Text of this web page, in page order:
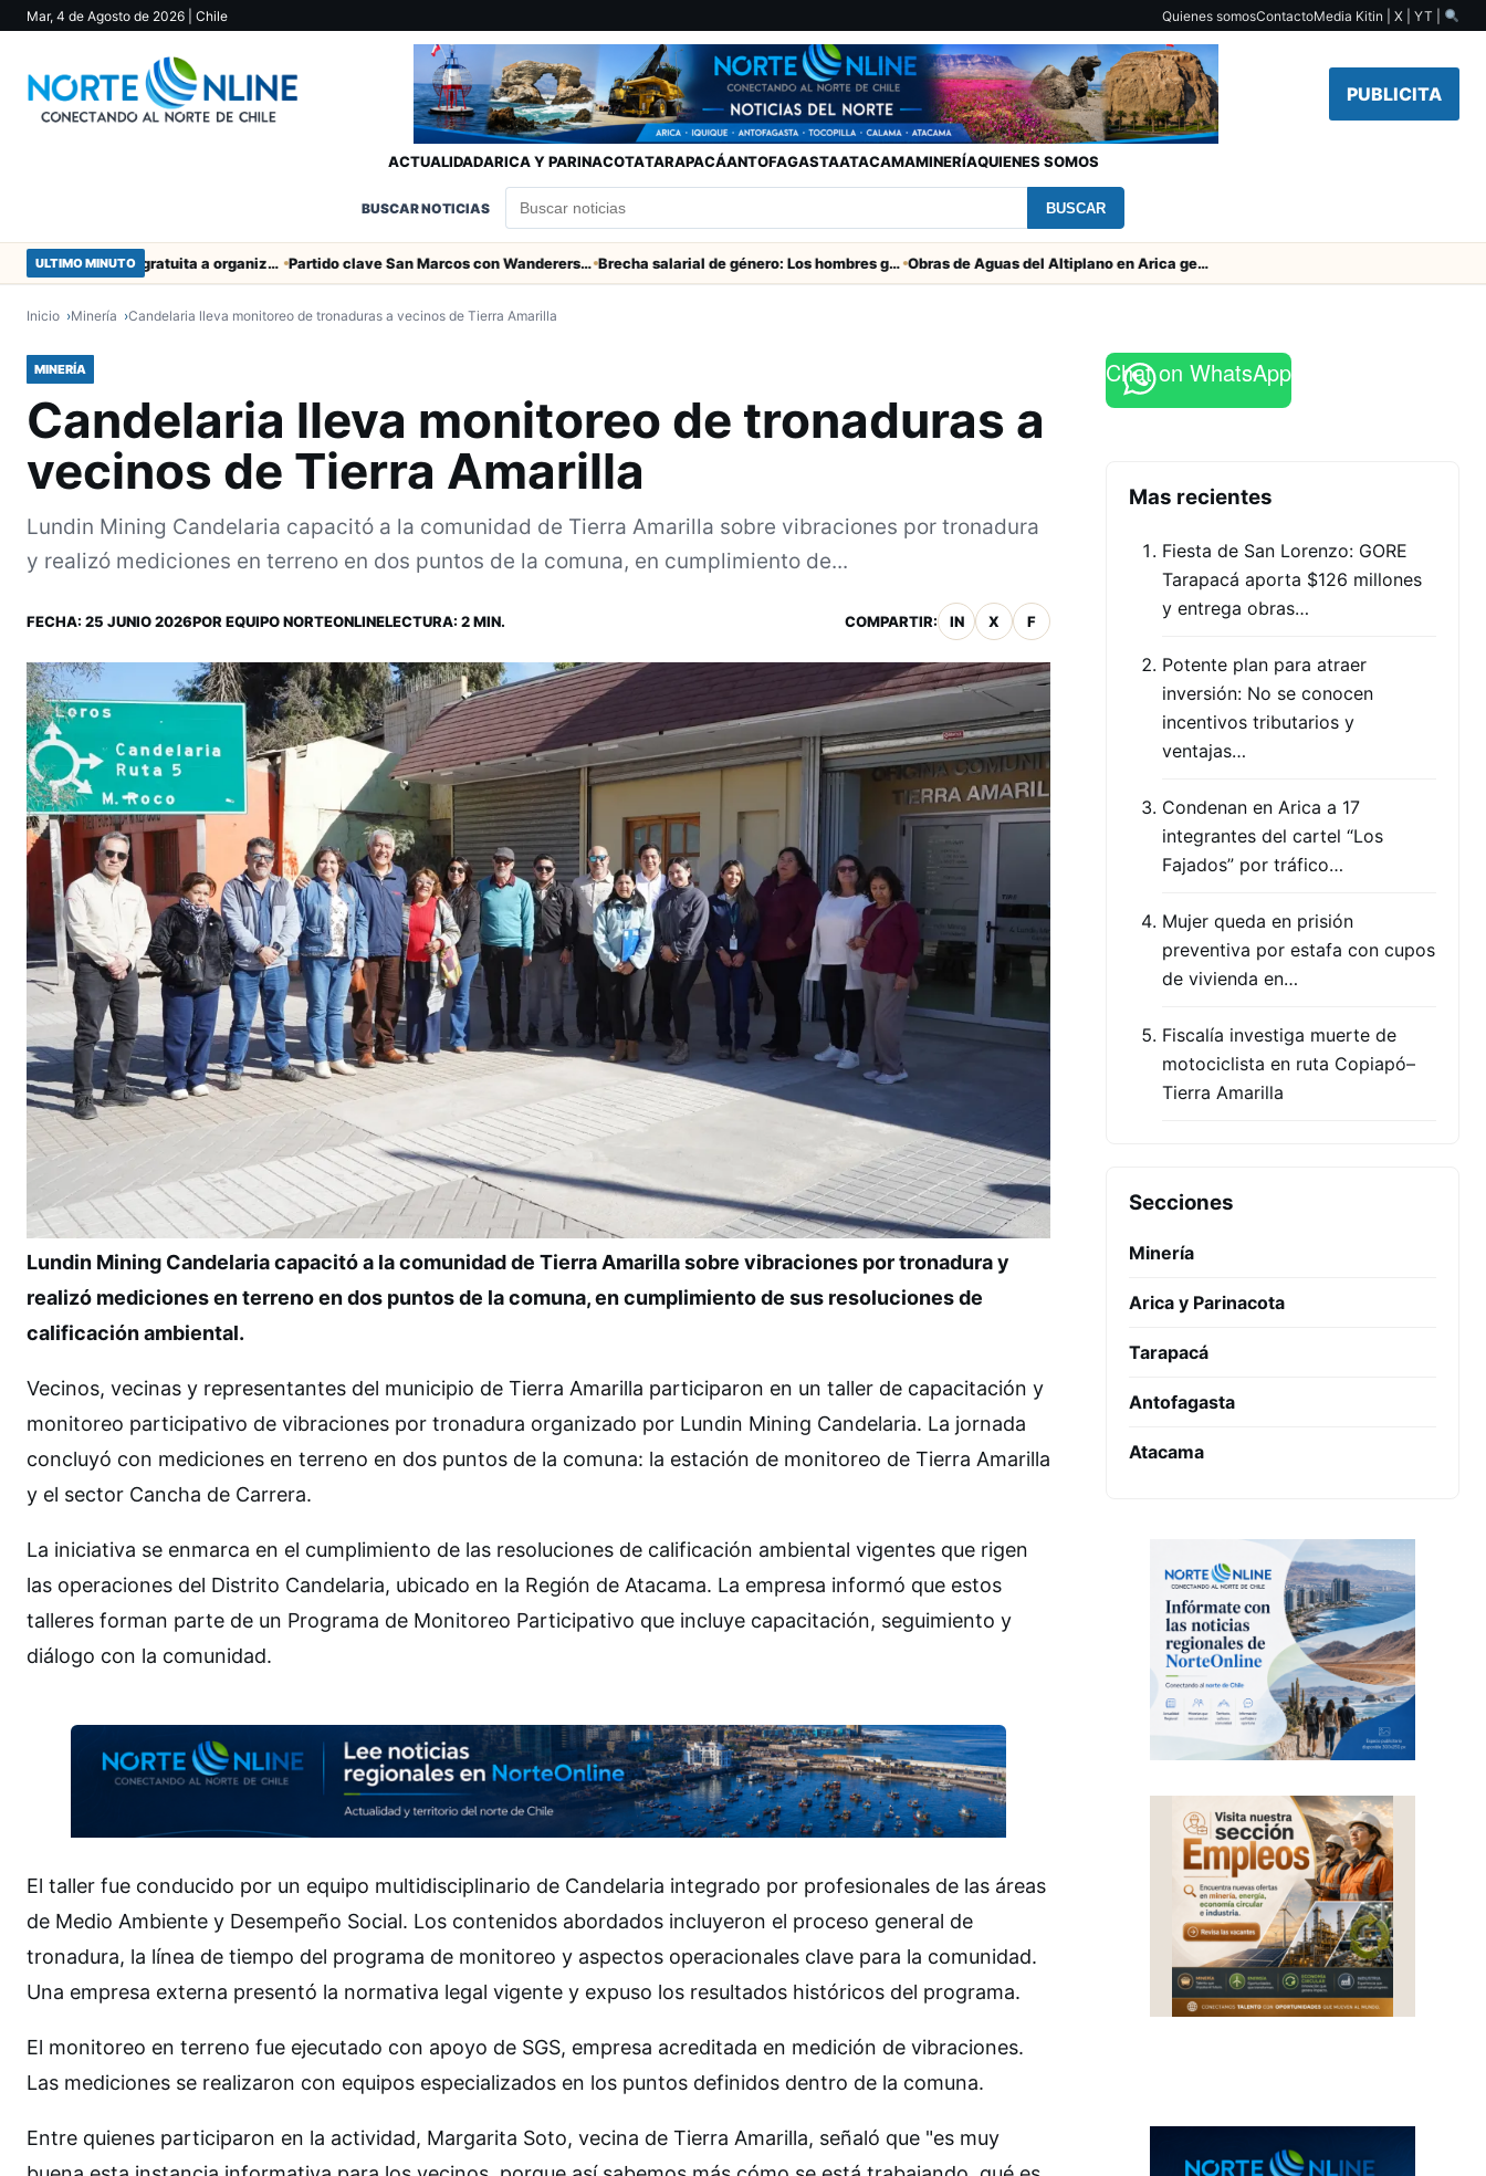
Mar, 4 de Agosto de 2026 | Chile Quienes somosContactoMedia Kitin | X | YT |
PUBLICITA
ACTUALIDADARICA Y PARINACOTATARAPACÁANTOFAGASTAATACAMAMINERÍAQUIENES SOMOS
BUSCAR NOTICIAS BUSCAR
ULTIMO MINUTO Entregaron fibra óptica gratuita a organizaciones sociales de Arica Partido clave San Marcos con Wanderers este sábado a las 15 horas en Valparaíso Brecha salarial de género: Los hombres ganan seis veces más que las mujeres Obras de Aguas del Altiplano en Arica generan puestos de trabajo
Inicio Minería Candelaria lleva monitoreo de tronaduras a vecinos de Tierra Amarilla
MINERÍA
Candelaria lleva monitoreo de tronaduras a
vecinos de Tierra Amarilla
Lundin Mining Candelaria capacitó a la comunidad de Tierra Amarilla sobre vibraciones por tronadura
y realizó mediciones en terreno en dos puntos de la comuna, en cumplimiento de...
FECHA: 25 JUNIO 2026POR EQUIPO NORTEONLINELECTURA: 2 MIN. COMPARTIR: IN X F
Lundin Mining Candelaria capacitó a la comunidad de Tierra Amarilla sobre vibraciones por tronadura y
realizó mediciones en terreno en dos puntos de la comuna, en cumplimiento de sus resoluciones de
calificación ambiental.
Vecinos, vecinas y representantes del municipio de Tierra Amarilla participaron en un taller de capacitación y
monitoreo participativo de vibraciones por tronadura organizado por Lundin Mining Candelaria. La jornada
concluyó con mediciones en terreno en dos puntos de la comuna: la estación de monitoreo de Tierra Amarilla
y el sector Cancha de Carrera.
La iniciativa se enmarca en el cumplimiento de las resoluciones de calificación ambiental vigentes que rigen
las operaciones del Distrito Candelaria, ubicado en la Región de Atacama. La empresa informó que estos
talleres forman parte de un Programa de Monitoreo Participativo que incluye capacitación, seguimiento y
diálogo con la comunidad.
El taller fue conducido por un equipo multidisciplinario de Candelaria integrado por profesionales de las áreas
de Medio Ambiente y Desempeño Social. Los contenidos abordados incluyeron el proceso general de
tronadura, la línea de tiempo del programa de monitoreo y aspectos operacionales clave para la comunidad.
Una empresa externa presentó la normativa legal vigente y expuso los resultados históricos del programa.
El monitoreo en terreno fue ejecutado con apoyo de SGS, empresa acreditada en medición de vibraciones.
Las mediciones se realizaron con equipos especializados en los puntos definidos dentro de la comuna.
Entre quienes participaron en la actividad, Margarita Soto, vecina de Tierra Amarilla, señaló que "es muy
Chat on WhatsApp
Mas recientes
Fiesta de San Lorenzo: GORE
Tarapacá aporta $126 millones
y entrega obras…
Potente plan para atraer
inversión: No se conocen
incentivos tributarios y
ventajas…
Condenan en Arica a 17
integrantes del cartel “Los
Fajados” por tráfico…
Mujer queda en prisión
preventiva por estafa con cupos
de vivienda en…
Fiscalía investiga muerte de
motociclista en ruta Copiapó–
Tierra Amarilla
Secciones
Minería
Arica y Parinacota
Tarapacá
Antofagasta
Atacama